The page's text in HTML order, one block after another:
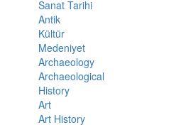
Sanat Tarihi
Antik
Kültür
Medeniyet
Archaeology
Archaeological
History
Art
Art History